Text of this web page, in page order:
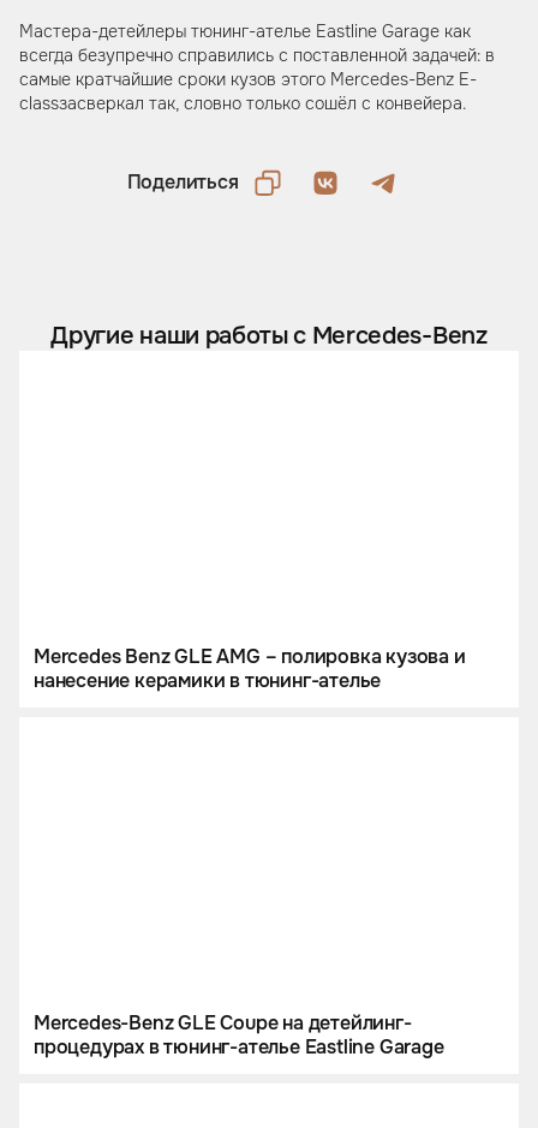
Мастера-детейлеры тюнинг-ателье Eastline Garage как
всегда безупречно справились с поставленной задачей: в
самые кратчайшие сроки кузов этого Mercedes-Benz E-
classзасверкал так, словно только сошёл с конвейера.
Поделиться
Другие наши работы с Mercedes-Benz
Mercedes Benz GLE AMG – полировка кузова и
нанесение керамики в тюнинг-ателье
Mercedes-Benz GLE Coupe на детейлинг-
процедурах в тюнинг-ателье Eastline Garage